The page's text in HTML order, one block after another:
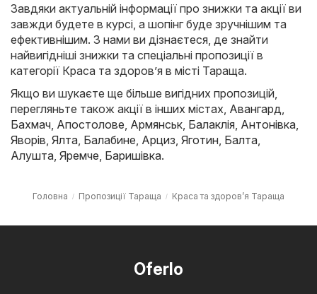
Завдяки актуальній інформації про знижки та акції ви
завжди будете в курсі, а шопінг буде зручнішим та
ефективнішим. З нами ви дізнаєтеся, де знайти
найвигідніші знижки та спеціальні пропозиції в
категорії Краса та здоров’я в місті Тараща.
Якщо ви шукаєте ще більше вигідних пропозицій,
перегляньте також акції в інших містах, Авангард
Бахмач Апостолове Армянськ Балаклія Антонівка
Яворів Ялта Балабине Арциз Яготин Балта
Алушта Яремче Баришівка.
Головна Пропозиції Тараща Краса та здоров’я Тараща
Oferlo